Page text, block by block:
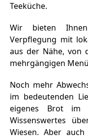
Teeküche.
Wir bieten
Verpflegung mit
aus der Nähe, von
mehrgängigen
Noch mehr
im bedeutenden
eigenes Brot im
Wissenswertes
Wiesen. Aber